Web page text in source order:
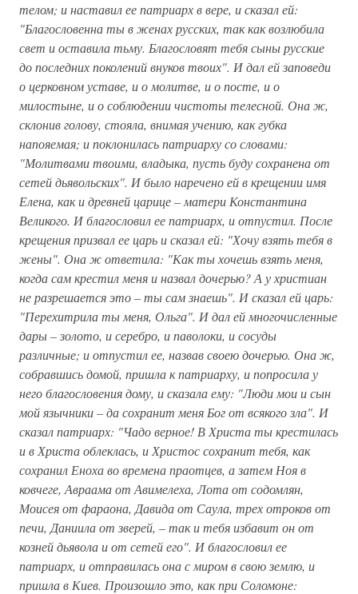
телом; и наставил ее патриарх в вере, и сказал ей:
"Благословенна ты в женах русских, так как возлюбила
свет и оставила тьму. Благословят тебя сыны русские
до последних поколений внуков твоих". И дал ей заповеди
о церковном уставе, и о молитве, и о посте, и о
милостыне, и о соблюдении чистоты телесной. Она ж,
склонив голову, стояла, внимая учению, как губка
напояемая; и поклонилась патриарху со словами:
"Молитвами твоими, владыка, пусть буду сохранена от
сетей дьявольских". И было наречено ей в крещении имя
Елена, как и древней царице – матери Константина
Великого. И благословил ее патриарх, и отпустил. После
крещения призвал ее царь и сказал ей: "Хочу взять тебя в
жены". Она ж ответила: "Как ты хочешь взять меня,
когда сам крестил меня и назвал дочерью? А у христиан
не разрешается это – ты сам знаешь". И сказал ей царь:
"Перехитрила ты меня, Ольга". И дал ей многочисленные
дары – золото, и серебро, и паволоки, и сосуды
различные; и отпустил ее, назвав своею дочерью. Она ж,
собравшись домой, пришла к патриарху, и попросила у
него благословения дому, и сказала ему: "Люди мои и сын
мой язычники – да сохранит меня Бог от всякого зла". И
сказал патриарх: "Чадо верное! В Христа ты крестилась
и в Христа облеклась, и Христос сохранит тебя, как
сохранил Еноха во времена праотцев, а затем Ноя в
ковчеге, Авраама от Авимелеха, Лота от содомлян,
Моисея от фараона, Давида от Саула, трех отроков от
печи, Даниила от зверей, – так и тебя избавит он от
козней дьявола и от сетей его". И благословил ее
патриарх, и отправилась она с миром в свою землю, и
пришла в Киев. Произошло это, как при Соломоне: